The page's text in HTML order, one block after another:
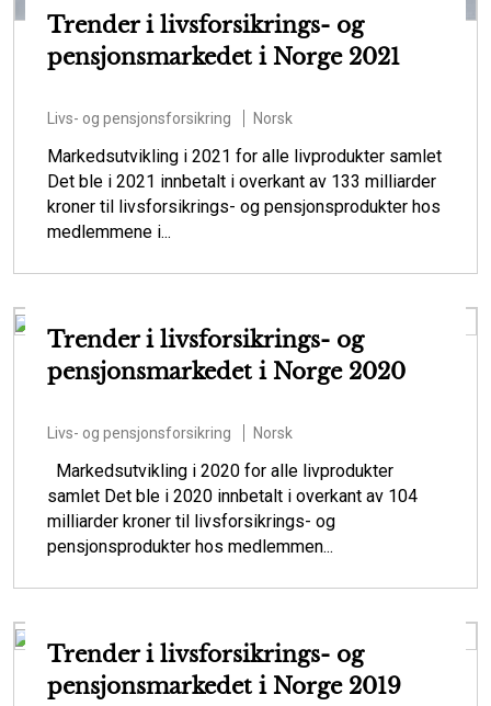
Trender i livsforsikrings- og
pensjonsmarkedet i Norge 2021
Livs- og pensjonsforsikring Norsk
Markedsutvikling i 2021 for alle livprodukter samlet
Det ble i 2021 innbetalt i overkant av 133 milliarder
kroner til livsforsikrings- og pensjonsprodukter hos
medlemmene i...
Trender i livsforsikrings- og
pensjonsmarkedet i Norge 2020
Livs- og pensjonsforsikring Norsk
Markedsutvikling i 2020 for alle livprodukter
samlet Det ble i 2020 innbetalt i overkant av 104
milliarder kroner til livsforsikrings- og
pensjonsprodukter hos medlemmen...
Trender i livsforsikrings- og
pensjonsmarkedet i Norge 2019